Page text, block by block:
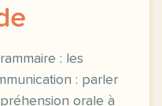
: les
: parler
orale à